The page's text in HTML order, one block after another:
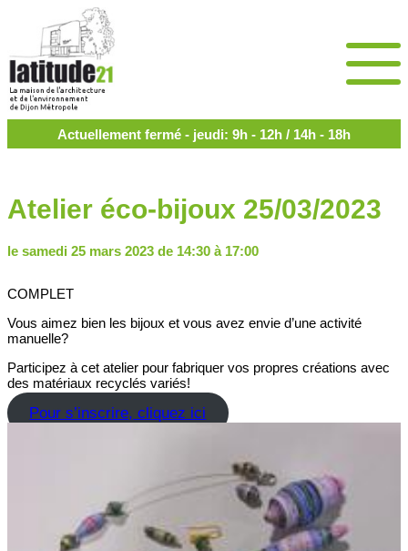
Actuellement fermé - jeudi: 9h - 12h / 14h - 18h
Atelier éco-bijoux 25/03/2023
le samedi 25 mars 2023 de 14:30 à 17:00
COMPLET
Vous aimez bien les bijoux et vous avez envie d’une activité
manuelle?
Participez à cet atelier pour fabriquer vos propres créations avec
des matériaux recyclés variés!
Pour s’inscrire, cliquez ici